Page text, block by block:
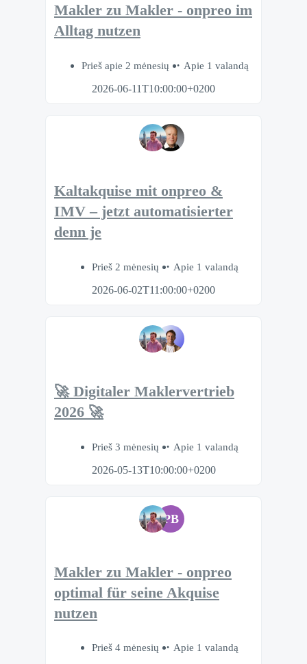
Makler zu Makler - onpreo im
Alltag nutzen
Prieš apie 2 mėnesių
Apie 1 valandą
2026-06-11T10:00:00+0200
Kaltakquise mit onpreo &
IMV – jetzt automatisierter
denn je
Prieš 2 mėnesių
Apie 1 valandą
2026-06-02T11:00:00+0200
🚀 Digitaler Maklervertrieb
2026 🚀
Prieš 3 mėnesių
Apie 1 valandą
2026-05-13T10:00:00+0200
PB
Makler zu Makler - onpreo
optimal für seine Akquise
nutzen
Prieš 4 mėnesių
Apie 1 valandą